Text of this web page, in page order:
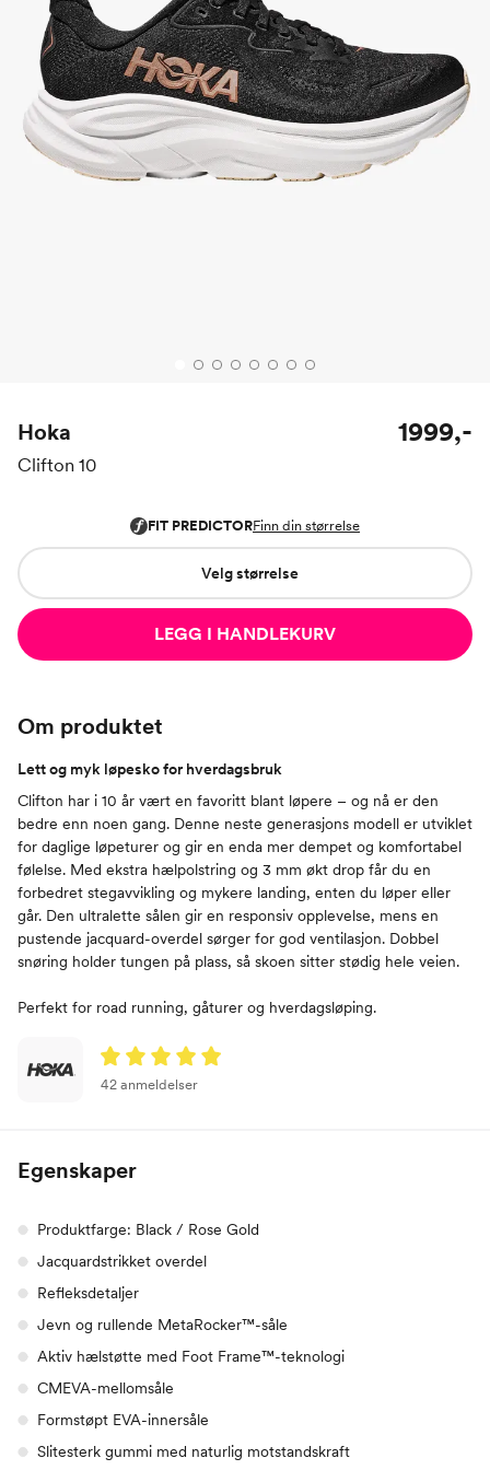
Hoka
Clifton 10
1999,-
Velg størrelse
LEGG I HANDLEKURV
Om produktet
Lett og myk løpesko for hverdagsbruk
Clifton har i 10 år vært en favoritt blant løpere – og nå er den
bedre enn noen gang. Denne neste generasjons modell er utviklet
for daglige løpeturer og gir en enda mer dempet og komfortabel
følelse. Med ekstra hælpolstring og 3 mm økt drop får du en
forbedret stegavvikling og mykere landing, enten du løper eller
går. Den ultralette sålen gir en responsiv opplevelse, mens en
pustende jacquard-overdel sørger for god ventilasjon. Dobbel
snøring holder tungen på plass, så skoen sitter stødig hele veien.
Perfekt for road running, gåturer og hverdagsløping.
42 anmeldelser
Egenskaper
Produktfarge: Black / Rose Gold
Jacquardstrikket overdel
Refleksdetaljer
Jevn og rullende MetaRocker™-såle
Aktiv hælstøtte med Foot Frame™-teknologi
CMEVA-mellomsåle
Formstøpt EVA-innersåle
Slitesterk gummi med naturlig motstandskraft